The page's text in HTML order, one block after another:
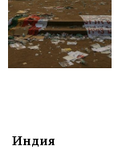
Индия